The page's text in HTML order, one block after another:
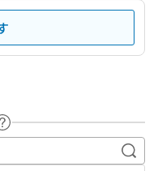
ヘルプページへのリンク
キ